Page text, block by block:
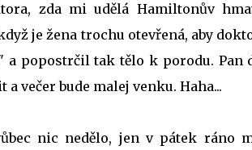
zda mi udělá Hamiltonův
je žena trochu otevřená, aby
popostrčil tak tělo k porodu. Pan
a večer bude malej venku. Haha...
nic nedělo, jen v pátek ráno